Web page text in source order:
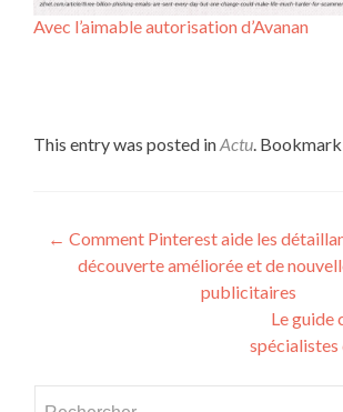
Avec l’aimable autorisation d’Avanan
This entry was posted inActu.
Post navigation
← Comment Pinterest aide les
découverte améliorée et de
publicitaires
Le guide